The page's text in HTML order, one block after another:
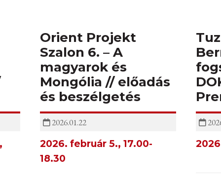
Orient Projekt
Szalon 6. – A
magyarok és
Mongólia // előadás
és beszélgetés
2026.01.22
2026. február 5., 17.00-
18.30